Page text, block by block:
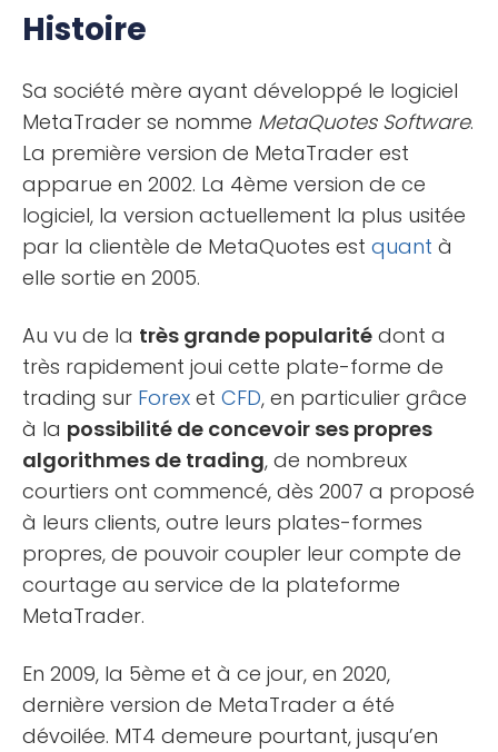
Histoire
Sa société mère ayant développé le logiciel
MetaTrader se nomme MetaQuotes Software.
La première version de MetaTrader est
apparue en 2002. La 4ème version de ce
logiciel, la version actuellement la plus usitée
par la clientèle de MetaQuotes est quant à
elle sortie en 2005.
Au vu de la très grande popularité dont a
très rapidement joui cette plate-forme de
trading sur Forex et CFD, en particulier grâce
à la possibilité de concevoir ses propres
algorithmes de trading, de nombreux
courtiers ont commencé, dès 2007 a proposé
à leurs clients, outre leurs plates-formes
propres, de pouvoir coupler leur compte de
courtage au service de la plateforme
MetaTrader.
En 2009, la 5ème et à ce jour, en 2020,
dernière version de MetaTrader a été
dévoilée. MT4 demeure pourtant, jusqu’en